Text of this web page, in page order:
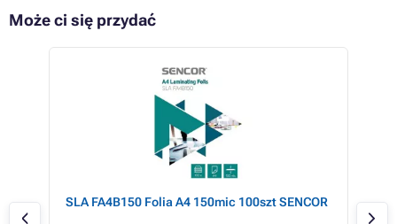
Może ci się przydać
SLA FA4B150 Folia A4 150mic 100szt SENCOR
do